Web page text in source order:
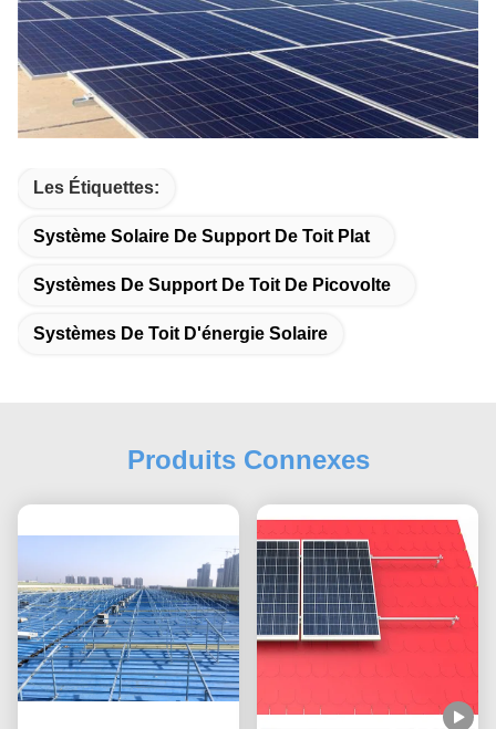
Les Étiquettes:
Système Solaire De Support De Toit Plat
Systèmes De Support De Toit De Picovolte
Systèmes De Toit D'énergie Solaire
Produits Connexes